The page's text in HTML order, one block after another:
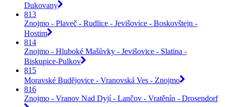
Dukovany
813
Znojmo - Plaveč - Rudlice - Jevišovice - Boskovštejn -
Hostim
814
Znojmo - Hluboké Mašůvky - Jevišovice - Slatina -
Biskupice-Pulkov
815
Moravské Budějovice - Vranovská Ves - Znojmo
816
Znojmo - Vranov Nad Dyjí - Lančov - Vratěnín - Drosendorf